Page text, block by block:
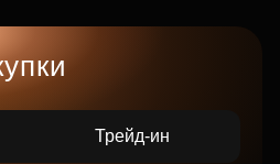
Трейд-ин